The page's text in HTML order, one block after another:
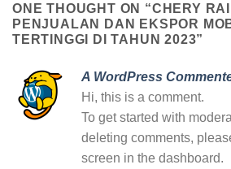
ONE THOUGHT ON “CHERY
PENJUALAN DAN EKSPOR
TERTINGGI DI TAHUN 2023”
A WordPress
Hi, this is a comment.
To get started with
deleting comments,
screen in the dashboard.